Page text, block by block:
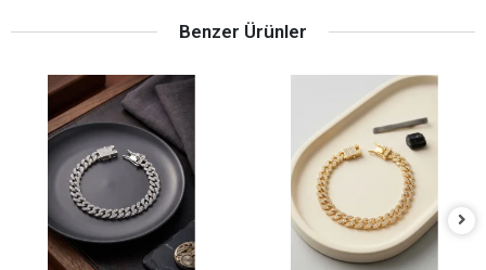
Benzer Ürünler